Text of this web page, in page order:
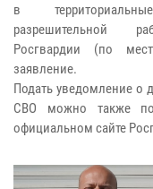
в
разрешительной
Росгвардии (по
заявление.
Подать уведомление о
СВО можно также
официальном сайте